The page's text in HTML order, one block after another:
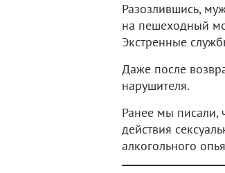
Разозлившись,
на пешеходный
Экстренные
Даже после
нарушителя.
Ранее мы писали,
действия
алкогольного